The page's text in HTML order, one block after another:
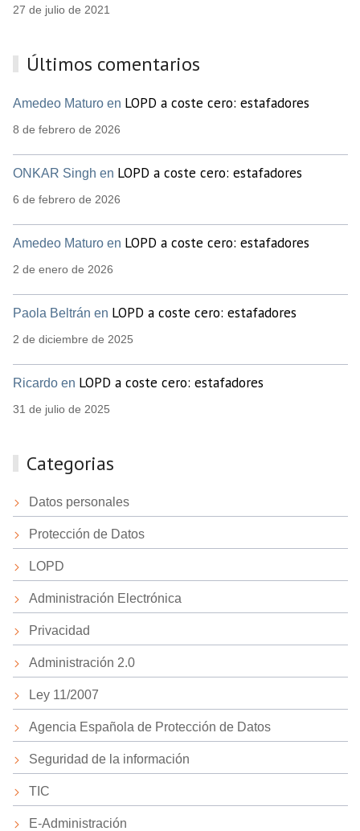
27 de julio de 2021
Últimos comentarios
Amedeo Maturo en LOPD a coste cero: estafadores
8 de febrero de 2026
ONKAR Singh en LOPD a coste cero: estafadores
6 de febrero de 2026
Amedeo Maturo en LOPD a coste cero: estafadores
2 de enero de 2026
Paola Beltrán en LOPD a coste cero: estafadores
2 de diciembre de 2025
Ricardo en LOPD a coste cero: estafadores
31 de julio de 2025
Categorias
Datos personales
Protección de Datos
LOPD
Administración Electrónica
Privacidad
Administración 2.0
Ley 11/2007
Agencia Española de Protección de Datos
Seguridad de la información
TIC
E-Administración